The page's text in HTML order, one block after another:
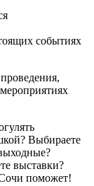
событиях
Выбираете
выставки?
поможет!